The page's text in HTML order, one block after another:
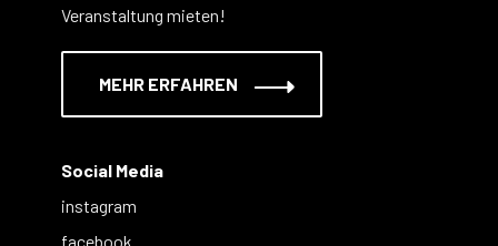
Veranstaltung mieten!
MEHR ERFAHREN
Social Media
instagram
facebook